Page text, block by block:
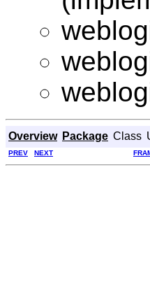
Overview Package Class
PREV NEXT